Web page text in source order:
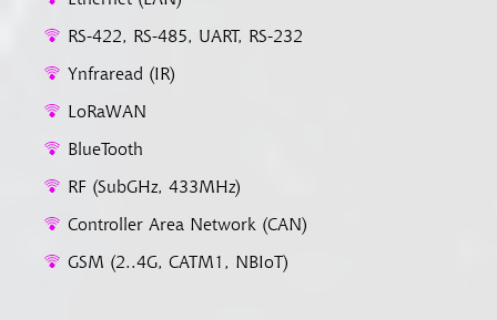
RS-422, RS-485, UART, RS-232
Ynfraread (IR)
LoRaWAN
BlueTooth
RF (SubGHz, 433MHz)
Controller Area Network (CAN)
GSM (2..4G, CATM1, NBIoT)